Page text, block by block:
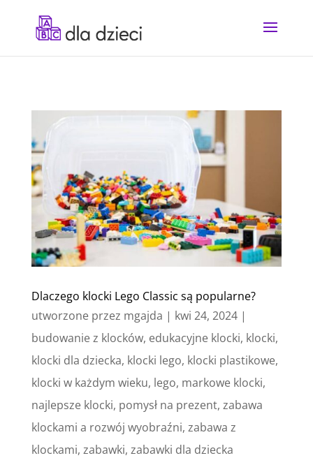
Dlaczego klocki Lego Classic są popularne?
utworzone przez mgajda | kwi 24, 2024|
budowanie z klocków, edukacyjne klocki, klocki,
klocki dla dziecka, klocki lego, klocki plastikowe,
klocki w każdym wieku, lego, markowe klocki,
najlepsze klocki, pomysł na prezent, zabawa
klockami a rozwój wyobraźni, zabawa z
klockami, zabawki, zabawki dla dziecka